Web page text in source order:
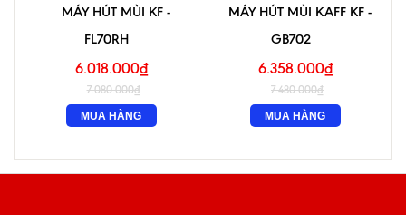
MÁY HÚT MÙI KF -
FL70RH
6.018.000₫
7.080.000₫
MUA HÀNG
MÁY HÚT MÙI KAFF KF -
GB702
6.358.000₫
7.480.000₫
MUA HÀNG